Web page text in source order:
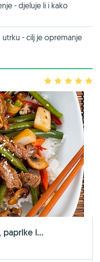
- djeluje li i kako
- cilj je opremanje
2 3 4
paprike i...